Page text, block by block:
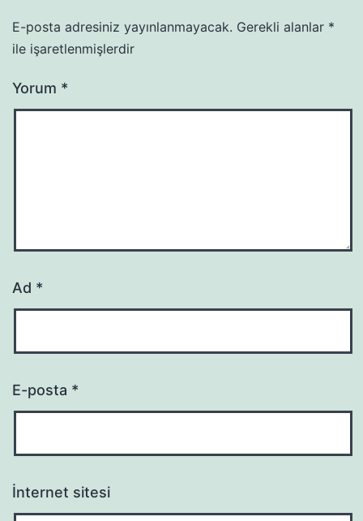
E-posta adresiniz yayınlanmayacak. Gerekli alanlar *
ile işaretlenmişlerdir
Yorum *
Ad *
E-posta *
İnternet sitesi